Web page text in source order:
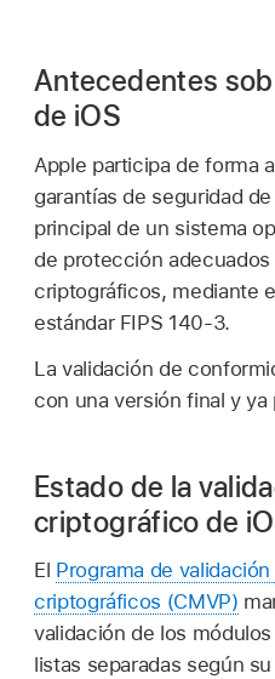
Antecedentes
de iOS
Apple participa de forma
garantías de seguridad
principal de un sistema
de protección adecuados
criptográficos, mediante
estándar FIPS 140-3.
La validación de
con una versión final y ya
Estado de la
criptográfico de
El Programa de
criptográficos (CMVP)
validación de los
listas separadas según